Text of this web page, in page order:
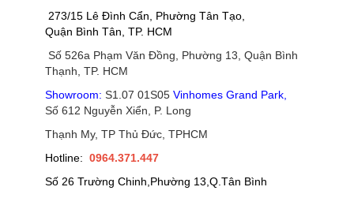
273/15 Lê Đình Cẩn, Phường Tân Tạo,
Quận Bình Tân, TP. HCM
Số 526a Phạm Văn Đồng, Phường 13, Quận Bình
Thạnh, TP. HCM
Showroom: S1.07 01S05 Vinhomes Grand Park
Số 612 Nguyễn Xiển, P. Long
Thạnh My, TP Thủ Đức, TPHCM
Hotline: 0964.371.447
Số 26 Trường Chinh,Phường 13,Q.Tân Bình